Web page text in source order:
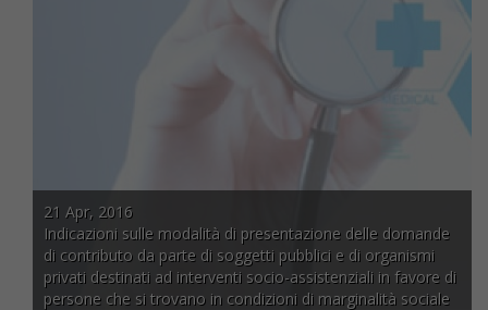
21 Apr, 2016
Indicazioni sulle modalità di presentazione delle domande
di contributo da parte di soggetti pubblici e di organismi
privati destinati ad interventi socio-assistenziali in favore di
persone che si trovano in condizioni di marginalità sociale